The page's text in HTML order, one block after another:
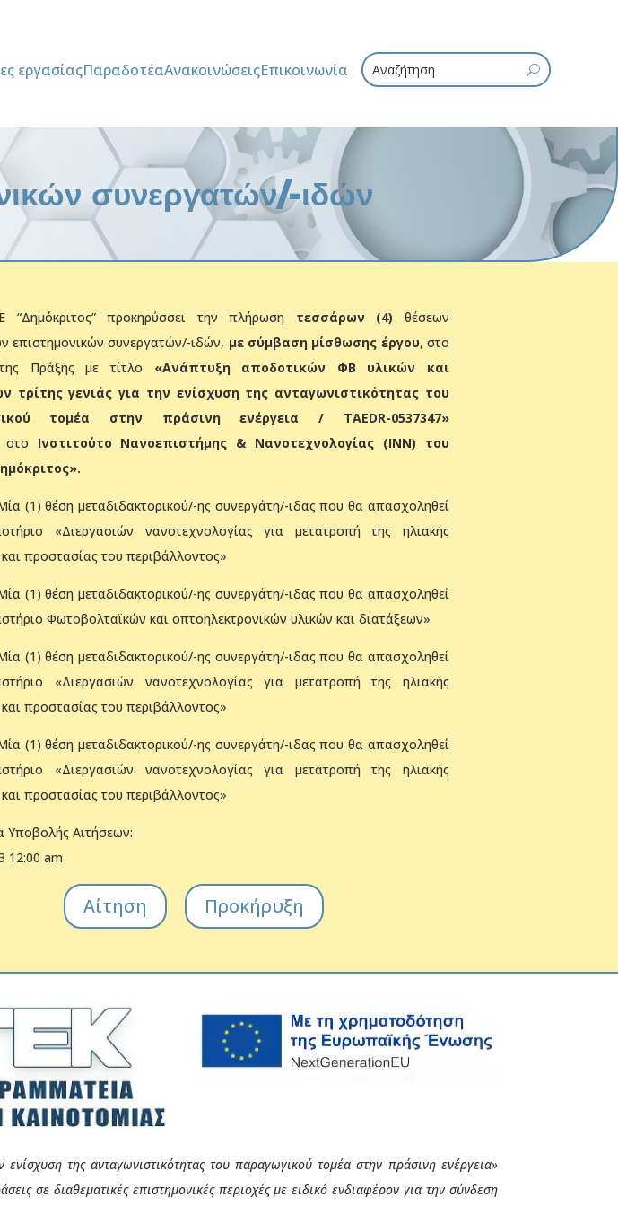
εργασίαςΠαραδοτέαΑνακοινώσειςΕπικοινωνία U
συνεργατών/-ιδών
“Δημόκριτος” προκηρύσσει την πλήρωση τεσσάρων (4)
θέσεων
επιστημονικών συνεργατών/-ιδών, με σύμβαση μίσθωσης έργου, στο
Πράξης με τίτλο
«Ανάπτυξη αποδοτικών ΦΒ υλικών και
τρίτης γενιάς για την ενίσχυση της ανταγωνιστικότητας του
τομέα στην πράσινη ενέργεια / TAEDR-0537347»
στο
Ινστιτούτο Νανοεπιστήμης & Νανοτεχνολογίας (ΙΝΝ) του
(1) θέση μεταδιδακτορικού/-ης συνεργάτη/-ιδας που θα απασχοληθεί
«Διεργασιών νανοτεχνολογίας για μετατροπή της ηλιακής
και προστασίας του περιβάλλοντος»
(1) θέση μεταδιδακτορικού/-ης συνεργάτη/-ιδας που θα απασχοληθεί
Φωτοβολταϊκών και οπτοηλεκτρονικών υλικών και διατάξεων»
(1) θέση μεταδιδακτορικού/-ης συνεργάτη/-ιδας που θα απασχοληθεί
«Διεργασιών νανοτεχνολογίας για μετατροπή της ηλιακής
και προστασίας του περιβάλλοντος»
(1) θέση μεταδιδακτορικού/-ης συνεργάτη/-ιδας που θα απασχοληθεί
«Διεργασιών νανοτεχνολογίας για μετατροπή της ηλιακής
και προστασίας του περιβάλλοντος»
Υποβολής Αιτήσεων:
12:00 am
Αίτηση Προκήρυξη
της ανταγωνιστικότητας του παραγωγικού τομέα στην πράσινη ενέργεια»
σε διαθεματικές επιστημονικές περιοχές με ειδικό ενδιαφέρον για την σύνδεση